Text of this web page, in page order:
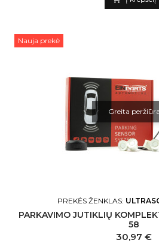
Nauja prekė
Greita peržiūra
PREKĖS ŽENKLAS:
PARKAVIMO JUTIKLIŲ
58
Kaina
30,97 €